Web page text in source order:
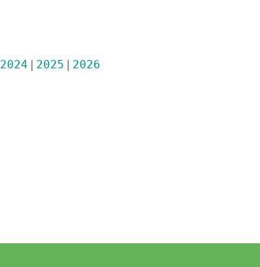
2024 2025 2026